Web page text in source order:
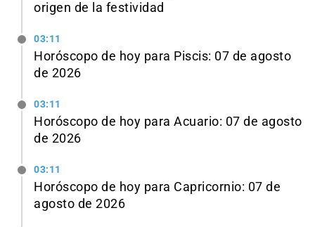
origen de la festividad
03:11
Horóscopo de hoy para Piscis: 07 de agosto
de 2026
03:11
Horóscopo de hoy para Acuario: 07 de agosto
de 2026
03:11
Horóscopo de hoy para Capricornio: 07 de
agosto de 2026